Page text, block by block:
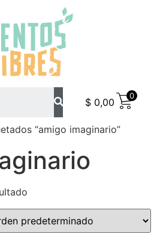
$ 0,00
0
“amigo imaginario”